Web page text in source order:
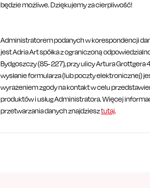
będzie możliwe. Dziękujemy za cierpliwość!
Administratorem podanych w korespondencji
jest Adria Art spółka z ograniczoną
Bydgoszczy (85- 227), przy ulicy Artura Grottgera
wysłanie formularza (lub poczty elektronicznej)
wyrażeniem zgody na kontakt w celu
produktów i usług Administratora. Więcej
przetwarzania danych znajdziesztutaj.